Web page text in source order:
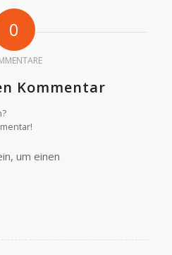
0
Kommentar
um einen